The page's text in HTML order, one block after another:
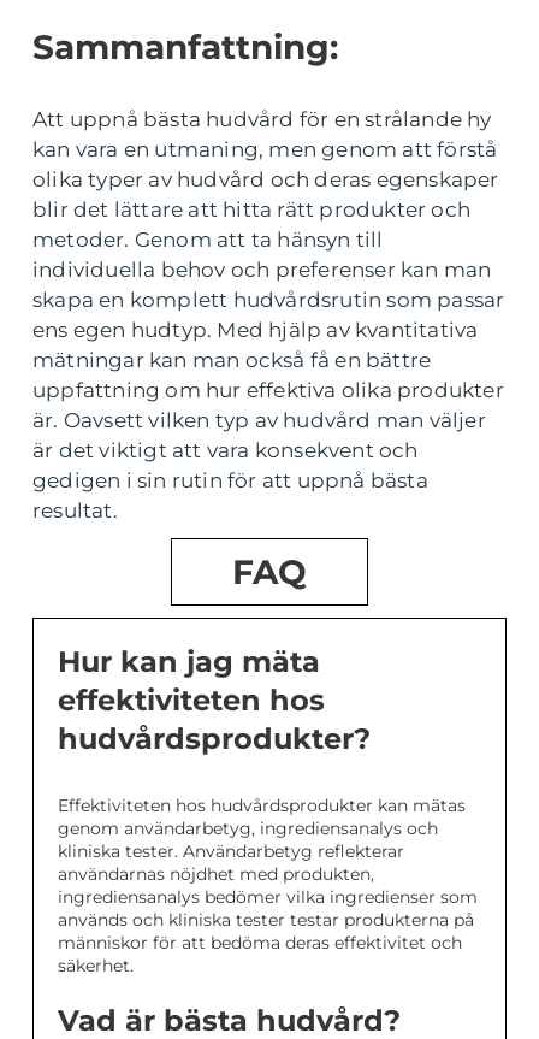
Sammanfattning:
Att uppnå bästa hudvård för en strålande hy
kan vara en utmaning, men genom att förstå
olika typer av hudvård och deras egenskaper
blir det lättare att hitta rätt produkter och
metoder. Genom att ta hänsyn till
individuella behov och preferenser kan man
skapa en komplett hudvårdsrutin som passar
ens egen hudtyp. Med hjälp av kvantitativa
mätningar kan man också få en bättre
uppfattning om hur effektiva olika produkter
är. Oavsett vilken typ av hudvård man väljer
är det viktigt att vara konsekvent och
gedigen i sin rutin för att uppnå bästa
resultat.
FAQ
Hur kan jag mäta
effektiviteten hos
hudvårdsprodukter?
Effektiviteten hos hudvårdsprodukter kan mätas
genom användarbetyg, ingrediensanalys och
kliniska tester. Användarbetyg reflekterar
användarnas nöjdhet med produkten,
ingrediensanalys bedömer vilka ingredienser som
används och kliniska tester testar produkterna på
människor för att bedöma deras effektivitet och
säkerhet.
Vad är bästa hudvård?